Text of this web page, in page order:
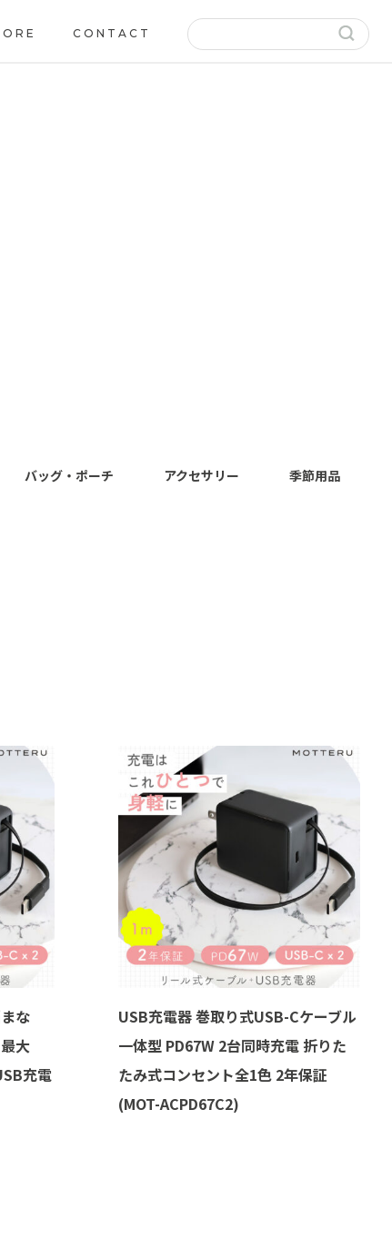
CONTACT
バッグ・ポーチ アクセサリー 季節用品
な
大
充電
USB充電器 巻取り式USB-Cケーブル
一体型 PD67W 2台同時充電 折りた
たみ式コンセント全1色 2年保証
(MOT-ACPD67C2)